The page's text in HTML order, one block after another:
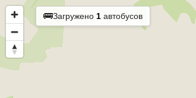
🚌Загружено 1 автобусов